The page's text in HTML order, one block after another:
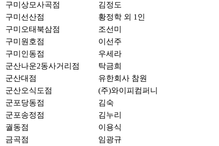
구미상모사곡점
김정도
구미선산점
황정학 외 1인
구미오태북삼점
조선미
구미원호점
이선주
구미인동점
우세라
군산나운2동사거리점
탁금희
군산대점
유한회사 참원
군산오식도점
(주)와이피컴퍼니
군포당동점
김숙
군포송정점
김누리
궐동점
이용식
금곡점
임광규